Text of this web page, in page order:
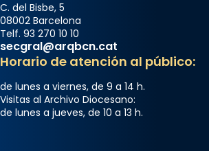
C. del Bisbe, 5
08002 Barcelona
Telf. 93 270 10 10
secgral@arqbcn.cat
Horario de atención al público:
de lunes a viernes, de 9 a 14 h.
Visitas al Archivo Diocesano:
de lunes a jueves, de 10 a 13 h.